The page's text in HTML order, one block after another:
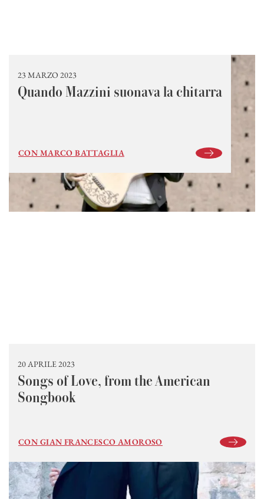
23 MARZO 2023
Quando Mazzini suonava la chitarra
CON MARCO BATTAGLIA
20 APRILE 2023
Songs of Love, from the American
Songbook
CON GIAN FRANCESCO AMOROSO